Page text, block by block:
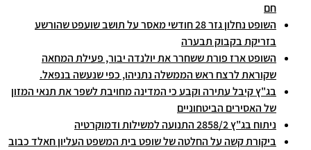
חם
השופט נחלון גזר 28 חודשי מאסר על תושב שועפט שהורשע
בזריקת בקבוק תבערה
השופט ארז פורת ששחרר את יולנדה יבור, פעילת המחאה
שקוראת לרצח ראש הממשלה נתניהו, כפי שנעשה בנפאל.
בג"ץ קיבל עתירה וקבע כי המדינה מחויבת לשפר את תנאי המזון
של האסירים הביטחוניים
ניתוח בג"ץ 2858/2 התנועה למשילות ודמוקרטיה
ביקורת קשה על החלטה של שופט בית המשפט העליון חאלד כבוב